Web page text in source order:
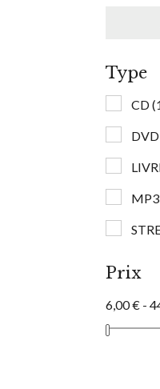
Type
CD
DVD
MP3
Prix
6,00 € -